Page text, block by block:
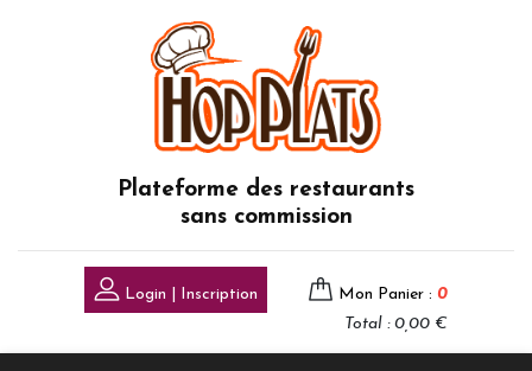
Plateforme des restaurants
sans commission
Login | Inscription Mon Panier : 0
Total : 0,00 €